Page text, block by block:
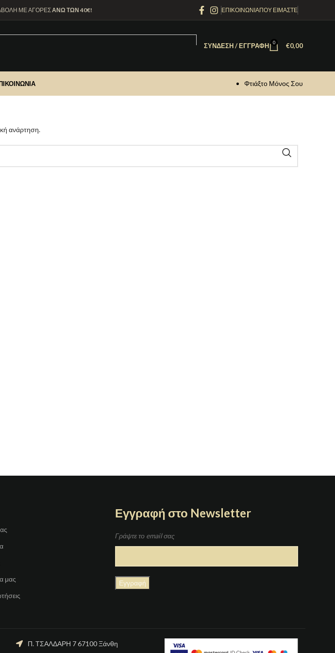
ΜΕ ΑΓΟΡΕΣΑΝΩ ΤΩΝ 40€! ΕΠΙΚΟΙΝΩΝΙΑΠΟΥ ΕΙΜΑΣΤΕ
ΣΎΝΔΕΣΗ / ΕΓΓΡΑΦΉ 0 €0,00
Φτιάξτο Μόνος Σου
ανάρτηση.
μας
Εγγραφή στο Newsletter
Γράψτε το email σας
Π. ΤΣΑΛΔΑΡΗ 7 67100 Ξάνθη